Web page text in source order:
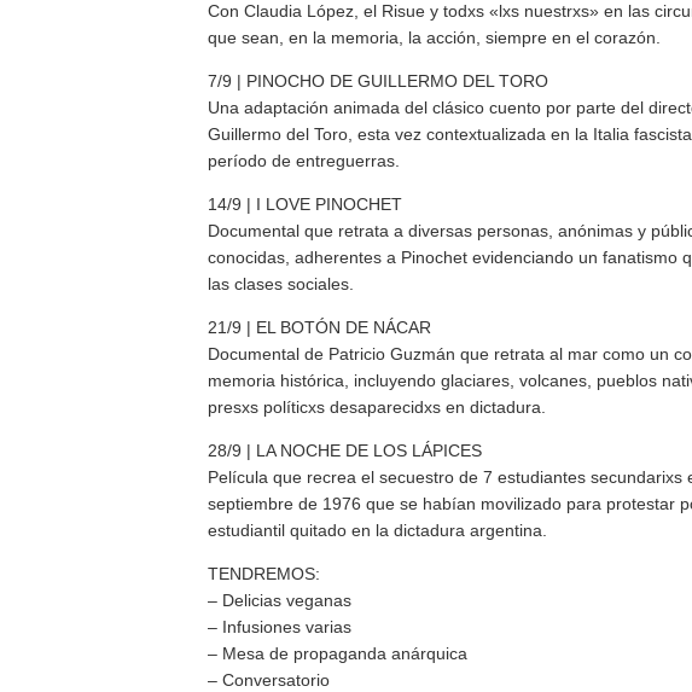
Con Claudia López, el Risue y todxs «lxs nuestrxs» en las
que sean, en la memoria, la acción, siempre en el corazón.
7/9 | PINOCHO DE GUILLERMO DEL TORO
Una adaptación animada del clásico cuento por parte del
Guillermo del Toro, esta vez contextualizada en la Italia
período de entreguerras.
14/9 | I LOVE PINOCHET
Documental que retrata a diversas personas, anónimas y
conocidas, adherentes a Pinochet evidenciando un fanatismo
las clases sociales.
21/9 | EL BOTÓN DE NÁCAR
Documental de Patricio Guzmán que retrata al mar como un
memoria histórica, incluyendo glaciares, volcanes, pueblos
presxs políticxs desaparecidxs en dictadura.
28/9 | LA NOCHE DE LOS LÁPICES
Película que recrea el secuestro de 7 estudiantes secundarixs
septiembre de 1976 que se habían movilizado para protestar
estudiantil quitado en la dictadura argentina.
TENDREMOS:
– Delicias veganas
– Infusiones varias
– Mesa de propaganda anárquica
– Conversatorio